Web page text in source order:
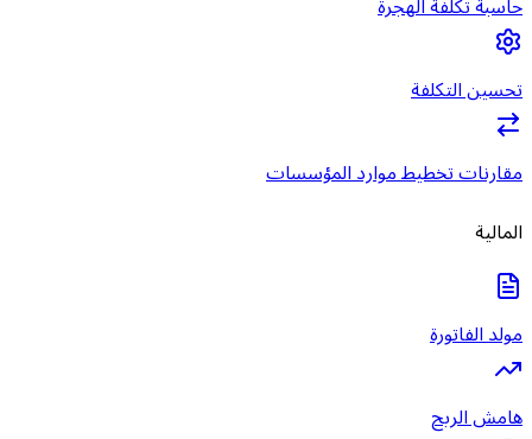
تحسين التكلفة
مقارنات تخطيط موارد المؤسسات
المالية
مولد الفاتورة
هامش الربح